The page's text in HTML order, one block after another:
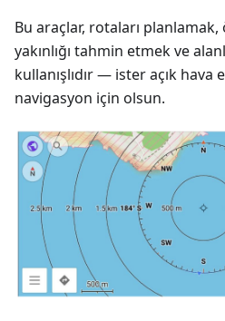
Bu araçlar, rotaları
yakınlığı tahmin etmek ve
kullanışlıdır — ister açık
navigasyon için olsun.